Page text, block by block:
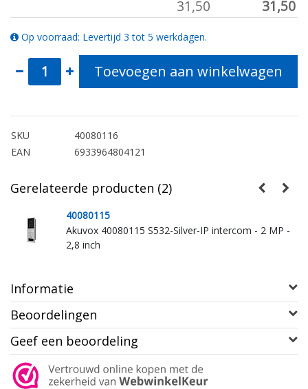
31,50 31,50
Op voorraad: Levertijd 3 tot 5 werkdagen.
Toevoegen aan winkelwagen
SKU
40080116
EAN
6933964804121
Gerelateerde producten (2)
40080115
Akuvox 40080115 S532-Silver-IP intercom - 2 MP -
2,8 inch
Informatie
Beoordelingen
Geef een beoordeling